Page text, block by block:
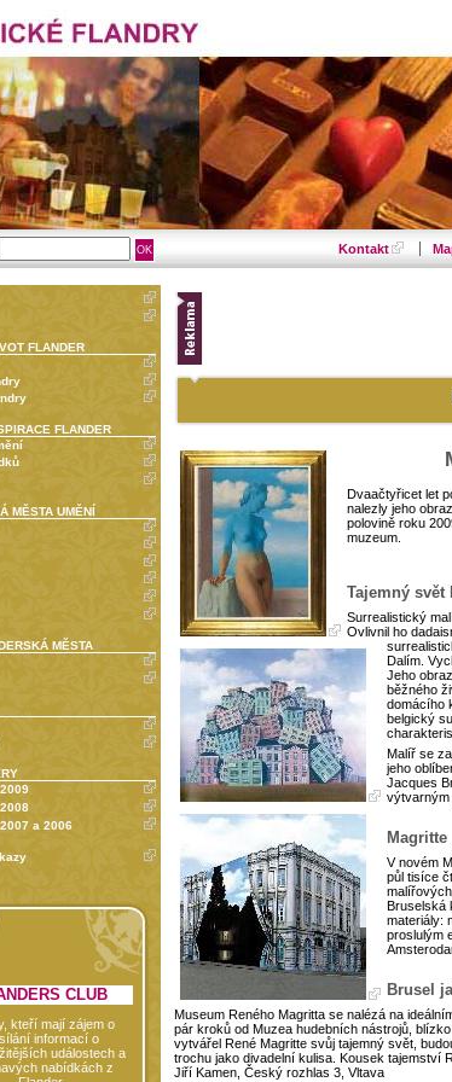
Kontakt
FLANDER
FLANDER
MĚSTA UMĚNÍ
MĚSTA
a 2006
CLUB
kteří mají zájem o
informací o
událostech a
nabídkách z
Dvaačtyřicet let
nalezly jeho
polovině roku
muzeum.
Tajemný svět
Surrealistický
Ovlivnil ho
Dalím.
Jeho
běžného
domácího
belgický
Malíř se
jeho
Jacques
výtvarným
V novém
půl tisíce
Bruselská
materiály:
proslulým
Brusel
Museum Reného Magritta se nalézá na
pár kroků od Muzea hudebních nástrojů,
vytvářel René Magritte svůj tajemný svět,
trochu jako divadelní kulisa. Kousek tajemství
Jiří Kamen, Český rozhlas 3, Vltava